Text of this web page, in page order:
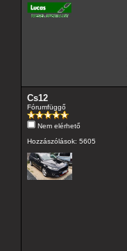
Cs12
Fórumfüggő
Nem elérhető
Hozzászólások: 5605